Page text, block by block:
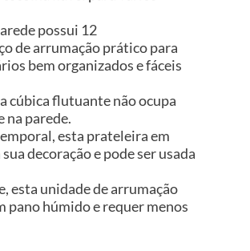
possui 12
de arrumação prático para
bem organizados e fáceis
cúbica flutuante não ocupa
na parede.
esta prateleira em
decoração e pode ser usada
esta unidade de arrumação
pano húmido e requer menos